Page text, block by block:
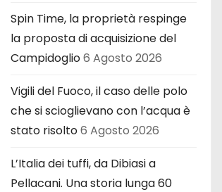
Spin Time, la proprietà respinge
la proposta di acquisizione del
Campidoglio6 Agosto 2026
Vigili del Fuoco, il caso delle polo
che si scioglievano con l’acqua è
stato risolto6 Agosto 2026
L’Italia dei tuffi, da Dibiasi a
Pellacani. Una storia lunga 60